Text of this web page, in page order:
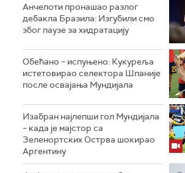
Анчелоти пронашао разлог
дебакла Бразила: Изгубили смо
због паузе за хидратацију
Обећано – испуњено: Кукуреља
истетовирао селектора Шпаније
после освајања Мундијала
Изабран најлепши гол Мундијала
– када је мајстор са
Зеленортских Острва шокирао
Аргентину